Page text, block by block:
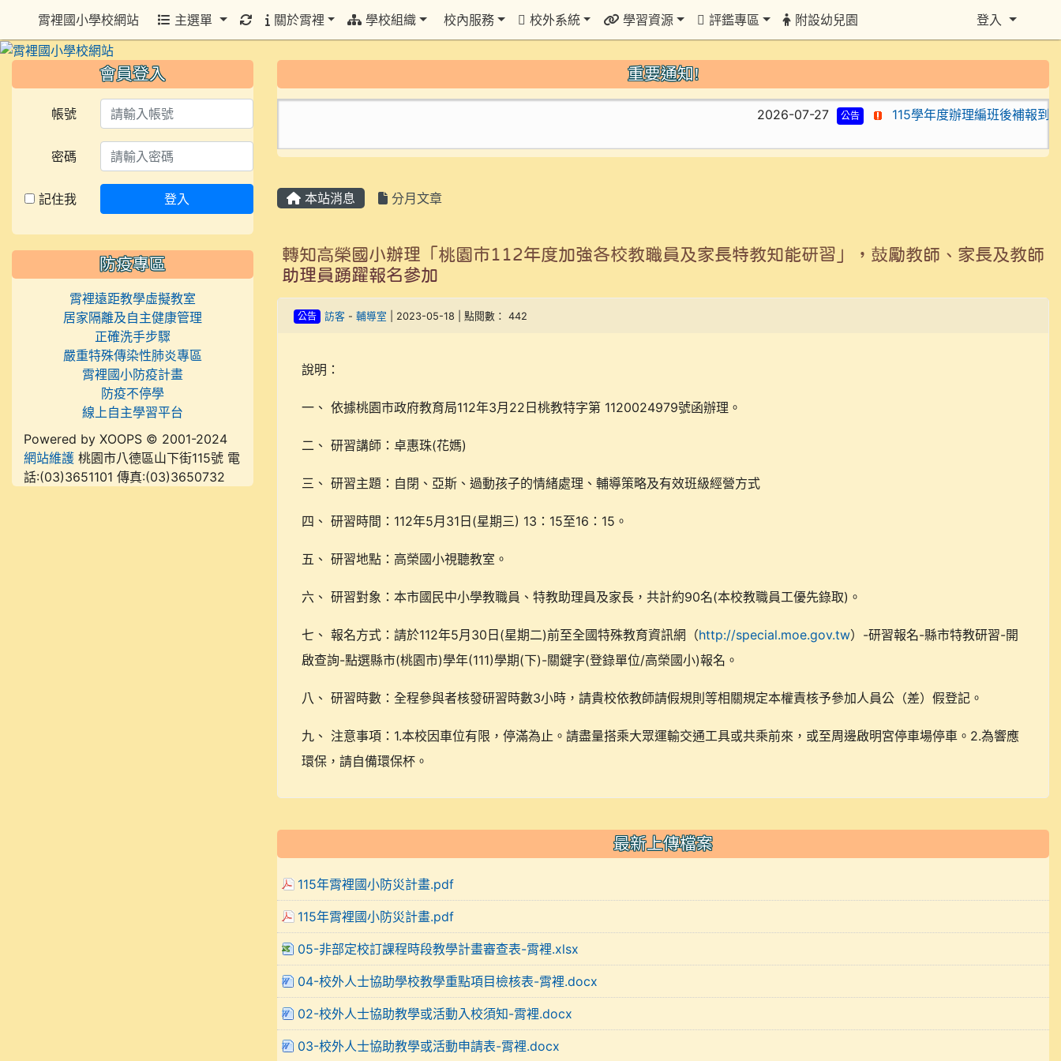
重要通知!
2026-07-27 公告 115學年度辦理編班後補報到之
本站消息 分月文章
轉知高榮國小辦理「桃園市112年度加強各校教職員及家長特教知能研習」，鼓勵教師、家長及教師
助理員踴躍報名參加
公告 訪客- 輔導室 | 2023-05-18 | 點閱數： 442
說明：
一、 依據桃園市政府教育局112年3月22日桃教特字第 1120024979號函辦理。
二、 研習講師：卓惠珠(花媽)
三、 研習主題：自閉、亞斯、過動孩子的情緒處理、輔導策略及有效班級經營方式
四、 研習時間：112年5月31日(星期三) 13：15至16：15。
五、 研習地點：高榮國小視聽教室。
六、 研習對象：本市國民中小學教職員、特教助理員及家長，共計約90名(本校教職員工優先錄取)。
七、 報名方式：請於112年5月30日(星期二)前至全國特殊教育資訊網（http://special.moe.gov.tw）-研習報名-縣市特教研習-開
啟查詢-點選縣市(桃園市)學年(111)學期(下)-關鍵字(登錄單位/高榮國小)報名。
八、 研習時數：全程參與者核發研習時數3小時，請貴校依教師請假規則等相關規定本權責核予參加人員公（差）假登記。
九、 注意事項：1.本校因車位有限，停滿為止。請盡量搭乘大眾運輸交通工具或共乘前來，或至周邊啟明宮停車場停車。2.為響應
環保，請自備環保杯。
最新上傳檔案
115年霄裡國小防災計畫.pdf
115年霄裡國小防災計畫.pdf
05-非部定校訂課程時段教學計畫審查表-霄裡.xlsx
04-校外人士協助學校教學重點項目檢核表-霄裡.docx
02-校外人士協助教學或活動入校須知-霄裡.docx
03-校外人士協助教學或活動申請表-霄裡.docx
會員登入
帳號
密碼
記住我 登入
防疫專區
霄裡遠距教學虛擬教室
居家隔離及自主健康管理
正確洗手步驟
嚴重特殊傳染性肺炎專區
霄裡國小防疫計畫
防疫不停學
線上自主學習平台
Powered by XOOPS © 2001-2024
網站維護 桃園市八德區山下街115號 電
話:(03)3651101 傳真:(03)3650732
霄裡國小學校網站 主選單 重新取得佈景設定
關於霄裡 學校組織 校內服務 校外系統 學習資源 評鑑專區 附設幼兒園 登入